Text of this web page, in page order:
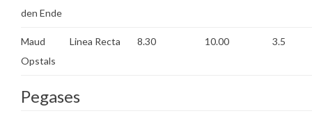
den Ende
Maud
Opstals
Linea Recta 8.30 10.00 3.5
Pegases